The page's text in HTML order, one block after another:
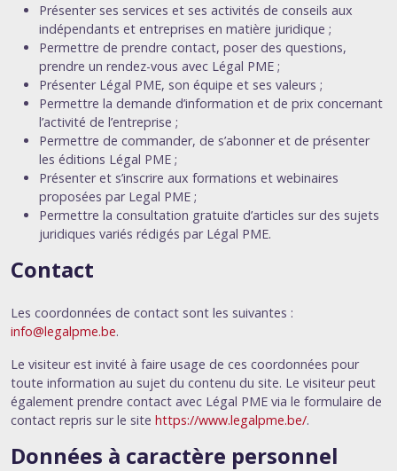
Présenter ses services et ses activités de conseils aux
indépendants et entreprises en matière juridique ;
Permettre de prendre contact, poser des questions,
prendre un rendez-vous avec Légal PME ;
Présenter Légal PME, son équipe et ses valeurs ;
Permettre la demande d’information et de prix concernant
l’activité de l’entreprise ;
Permettre de commander, de s’abonner et de présenter
les éditions Légal PME ;
Présenter et s’inscrire aux formations et webinaires
proposées par Legal PME ;
Permettre la consultation gratuite d’articles sur des sujets
juridiques variés rédigés par Légal PME.
Contact
Les coordonnées de contact sont les suivantes :
info@legalpme.be.
Le visiteur est invité à faire usage de ces coordonnées pour
toute information au sujet du contenu du site. Le visiteur peut
également prendre contact avec Légal PME via le formulaire de
contact repris sur le site https://www.legalpme.be/.
Données à caractère personnel